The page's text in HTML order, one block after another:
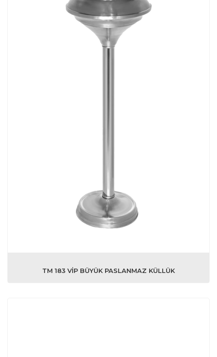
TM 183 VİP BÜYÜK PASLANMAZ KÜLLÜK